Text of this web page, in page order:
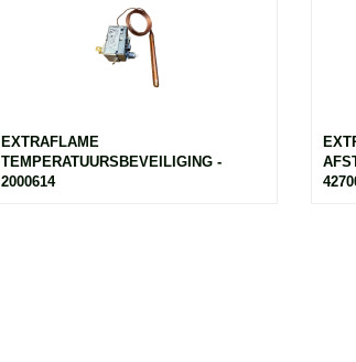
EXTRAFLAME
TEMPERATUURSBEVEILIGING -
2000614